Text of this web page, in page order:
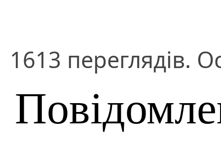
1613 переглядів.